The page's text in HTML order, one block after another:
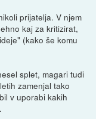
prijatelja. V njem
kaj za kritizirat,
(kako še komu
splet, magari tudi
zamenjal tako
v uporabi kakih